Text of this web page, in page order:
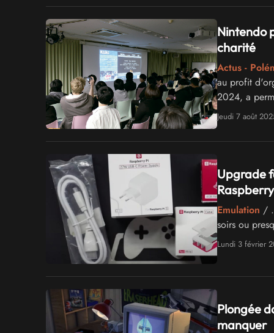
Nintendo
charité
Actus -
au profit
2024, a
Médecins
Jeudi 7 août
Upgrade
Emulation /
soirs ou
Lundi 3 février
Plongée
manquer